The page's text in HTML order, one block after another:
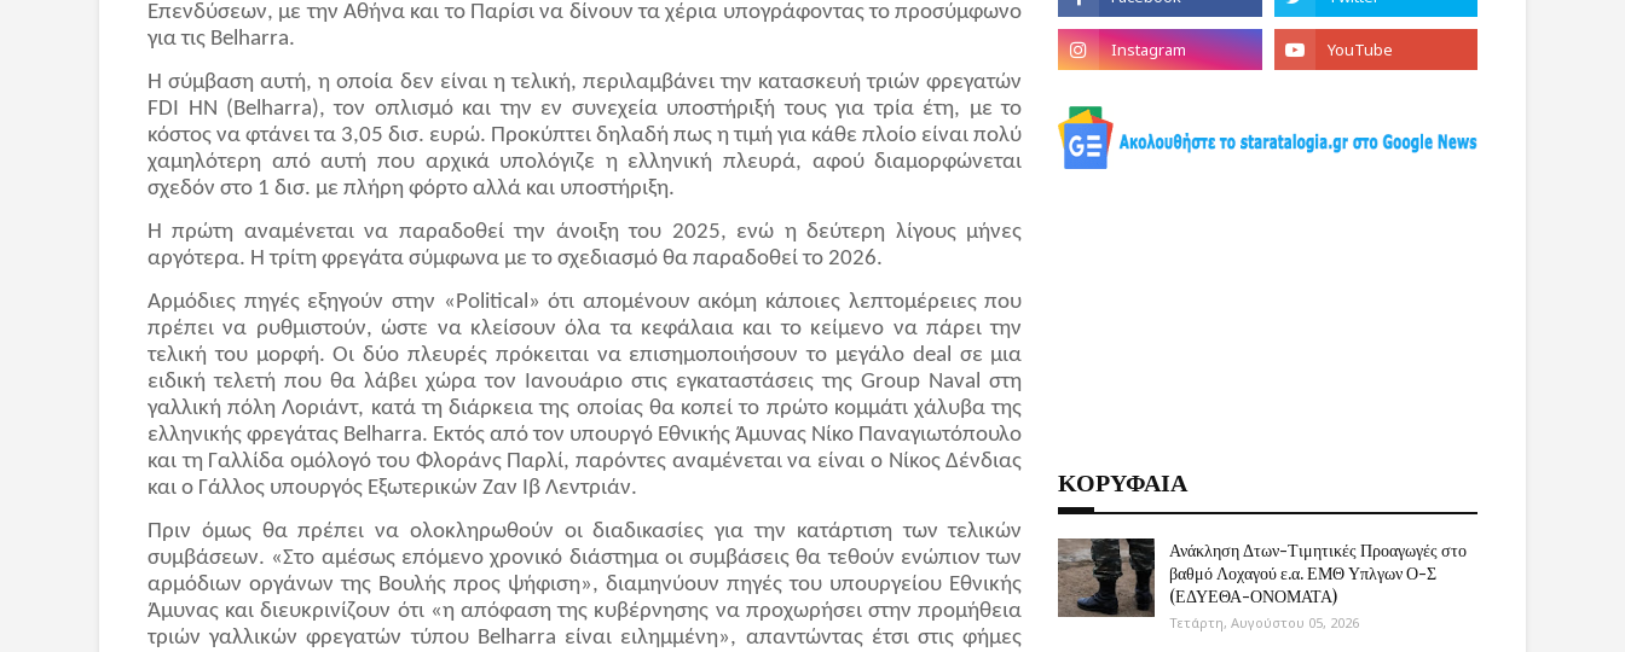
Επενδύσεων, με την Αθήνα και το Παρίσι να δίνουν τα χέρια υπογράφοντας το προσύμφωνο
για τις Belharra.
Η σύμβαση αυτή, η οποία δεν είναι η τελική, περιλαμβάνει την κατασκευή τριών φρεγατών
FDI HN (Belharra), τον οπλισμό και την εν συνεχεία υποστήριξή τους για τρία έτη, με το
κόστος να φτάνει τα 3,05 δισ. ευρώ. Προκύπτει δηλαδή πως η τιμή για κάθε πλοίο είναι πολύ
χαμηλότερη από αυτή που αρχικά υπολόγιζε η ελληνική πλευρά, αφού διαμορφώνεται
σχεδόν στο 1 δισ. με πλήρη φόρτο αλλά και υποστήριξη.
Η πρώτη αναμένεται να παραδοθεί την άνοιξη του 2025, ενώ η δεύτερη λίγους μήνες
αργότερα. Η τρίτη φρεγάτα σύμφωνα με το σχεδιασμό θα παραδοθεί το 2026.
Αρμόδιες πηγές εξηγούν στην «Political» ότι απομένουν ακόμη κάποιες λεπτομέρειες που
πρέπει να ρυθμιστούν, ώστε να κλείσουν όλα τα κεφάλαια και το κείμενο να πάρει την
τελική του μορφή. Οι δύο πλευρές πρόκειται να επισημοποιήσουν το μεγάλο deal σε μια
ειδική τελετή που θα λάβει χώρα τον Ιανουάριο στις εγκαταστάσεις τηςGroup Naval στη
γαλλική πόλη Λοριάντ, κατά τη διάρκεια της οποίας θα κοπεί το πρώτο κομμάτι χάλυβα της
ελληνικής φρεγάτας Belharra. Εκτός από τον υπουργό Εθνικής Άμυνας Νίκο Παναγιωτόπουλο
και τη Γαλλίδα ομόλογό του Φλοράνς Παρλί, παρόντες αναμένεται να είναι ο Νίκος Δένδιας
και ο Γάλλος υπουργός Εξωτερικών Ζαν Ιβ Λεντριάν.
Πριν όμως θα πρέπει να ολοκληρωθούν οι διαδικασίες για την κατάρτιση των τελικών
συμβάσεων. «Στο αμέσως επόμενο χρονικό διάστημα οι συμβάσεις θα τεθούν ενώπιον των
αρμόδιων οργάνων της Βουλής προς ψήφιση», διαμηνύουν πηγές του υπουργείου Εθνικής
Άμυνας και διευκρινίζουν ότι «η απόφαση της κυβέρνησης να προχωρήσει στην προμήθεια
τριών γαλλικών φρεγατών τύπου Belharra είναι ειλημμένη», απαντώντας έτσι στις φήμες
ΚΟΡΥΦΑΙΑ
Ανάκληση Δτων-Τιμητικές Προαγωγές στο
βαθμό Λοχαγού ε.α. ΕΜΘ Υπλγων Ο-Σ
(ΕΔΥΕΘΑ-ΟΝΟΜΑΤΑ)
Τετάρτη, Αυγούστου 05, 2026